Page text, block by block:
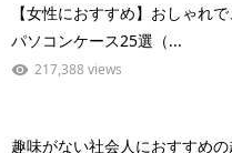
【女性におすすめ】おしゃれ
パソコンケース25選（...
217,388 views
趣味がない社会人におすすめ